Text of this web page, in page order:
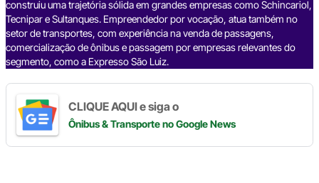
construiu uma trajetória sólida em grandes empresas como Schincariol,
Tecnipar e Sultanques. Empreendedor por vocação, atua também no
setor de transportes, com experiência na venda de passagens,
comercialização de ônibus e passagem por empresas relevantes do
segmento, como a Expresso São Luiz.
CLIQUE AQUI e siga o
Ônibus & Transporteno Google News